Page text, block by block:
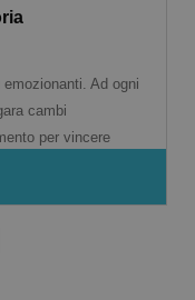
Ad ogni
cambi
per vincere